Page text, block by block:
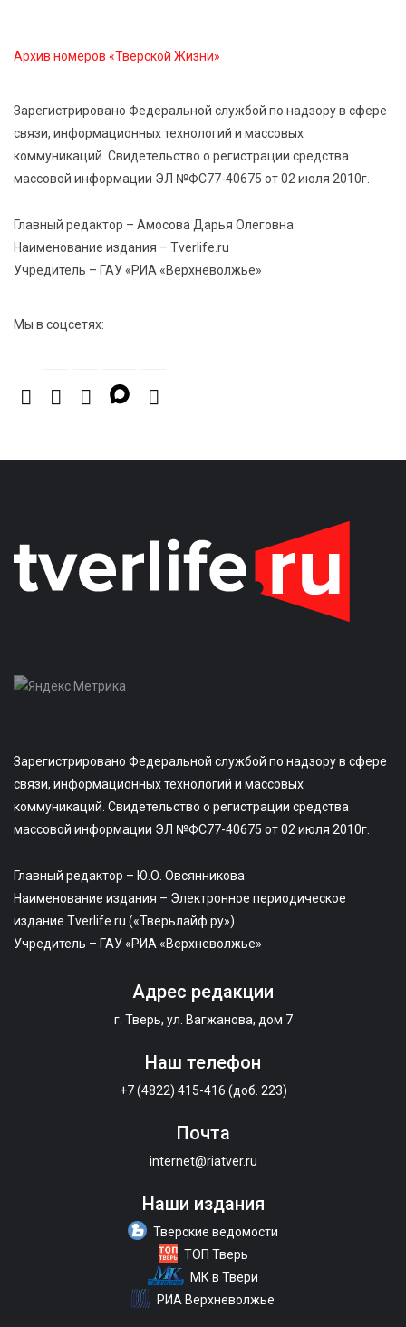
Названы самые грамотные профессии по итогам
«Тотального диктанта»
От детских площадок до спортивных арен: в
Калининском округе подвели итоги программы
поддержки местных инициатив
Архив номеров «Тверской Жизни»
Зарегистрировано Федеральной службой по надзору в сфере
связи, информационных технологий и массовых
коммуникаций. Свидетельство о регистрации средства
массовой информации ЭЛ №ФС77-40675 от 02 июля 2010г.
Главный редактор – Амосова Дарья Олеговна
Наименование издания – Tverlife.ru
Учредитель – ГАУ «РИА «Верхневолжье»
Мы в соцсетях:
Зарегистрировано Федеральной службой по надзору в сфере
связи, информационных технологий и массовых
коммуникаций. Свидетельство о регистрации средства
массовой информации ЭЛ №ФС77-40675 от 02 июля 2010г.
Главный редактор – Ю.О. Овсянникова
Наименование издания – Электронное периодическое
издание Tverlife.ru («Тверьлайф.ру»)
Учредитель – ГАУ «РИА «Верхневолжье»
Адрес редакции
г. Тверь, ул. Вагжанова, дом 7
Наш телефон
+7 (4822) 415-416 (доб. 223)
Почта
internet@riatver.ru
Наши издания
Тверские ведомости
ТОП Тверь
МК в Твери
РИА Верхневолжье